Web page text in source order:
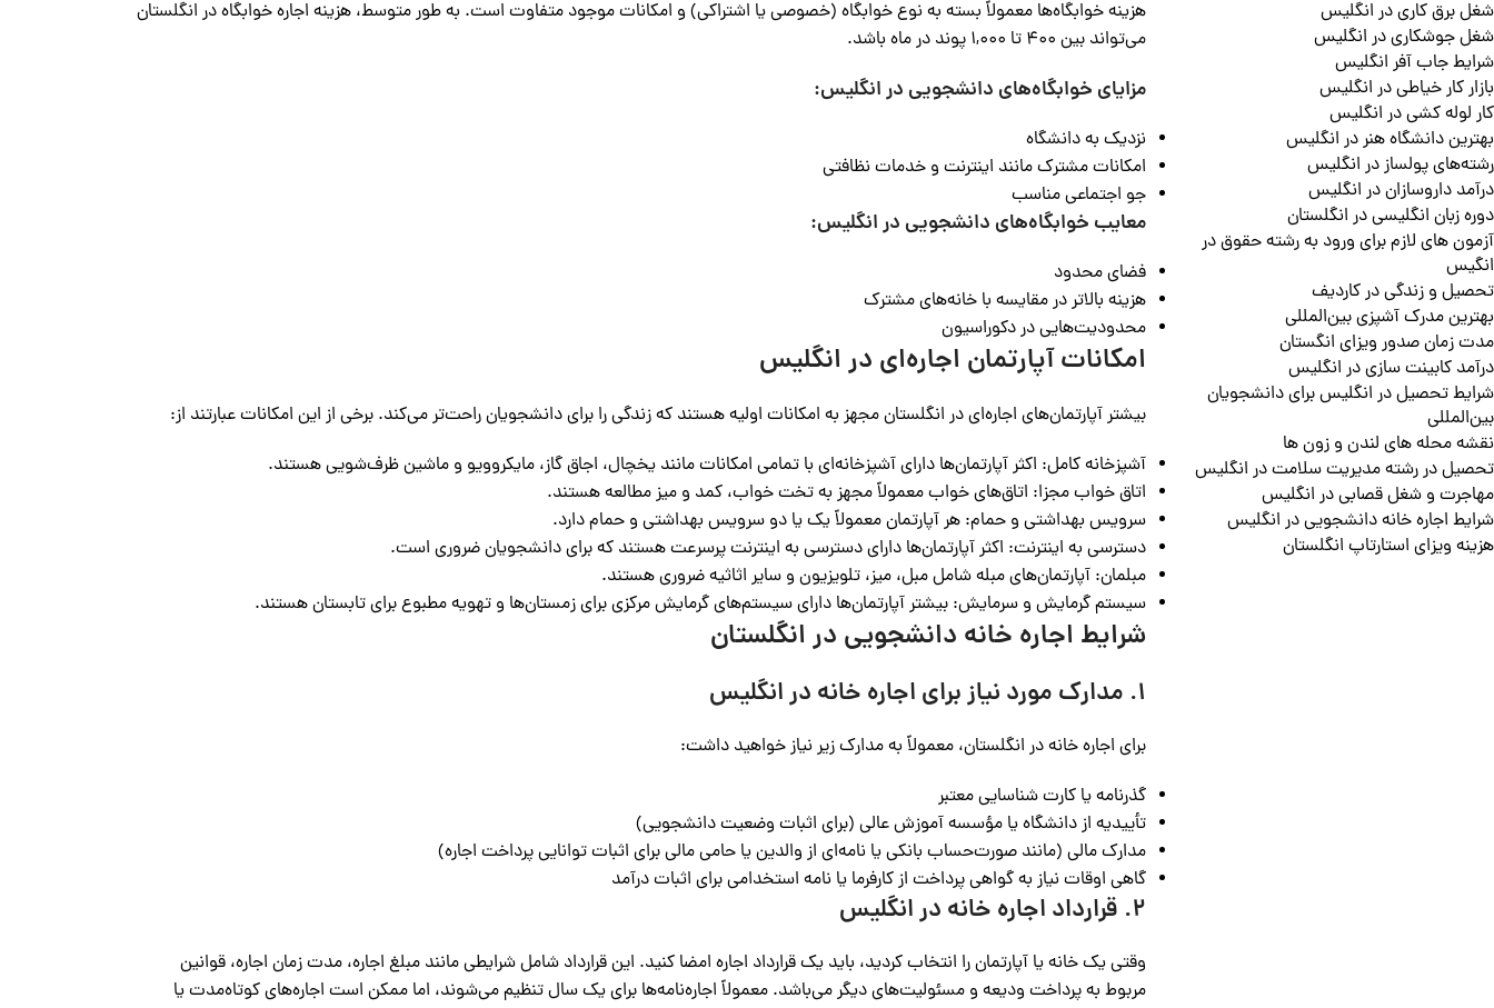
شغل برق کاری در انگلیس
شغل جوشکاری در انگلیس
شرایط جاب آفر انگلیس
بازار کار خیاطی در انگلیس
کار لوله کشی در انگلیس
بهترین دانشگاه هنر در انگلیس
رشته‌های پولساز در انگلیس
درآمد داروسازان در انگلیس
دوره زبان انگلیسی در انگلستان
آزمون های لازم برای ورود به رشته حقوق در
انگیس
تحصیل و زندگی در کاردیف
بهترین مدرک آشپزی بین‌المللی
مدت زمان صدور ویزای انگستان
درآمد کابینت سازی در انگلیس
شرایط تحصیل در انگلیس برای دانشجویان
بین‌المللی
نقشه محله های لندن و زون ها
تحصیل در رشته مدیریت سلامت در انگلیس
مهاجرت و شغل قصابی در انگلیس
شرایط اجاره خانه دانشجویی در انگلیس
هزینه ویزای استارتاپ انگلستان
هزینه خوابگاه‌ها معمولاً بسته به نوع خوابگاه (خصوصی یا اشتراکی) و امکانات موجود متفاوت است. به طور متوسط، هزینه اجاره خوابگاه در انگلستان
می‌تواند بین 400 تا 1,000 پوند در ماه باشد.
مزایای خوابگاه‌های دانشجویی در انگلیس:
نزدیک به دانشگاه
امکانات مشترک مانند اینترنت و خدمات نظافتی
جو اجتماعی مناسب
معایب خوابگاه‌های دانشجویی در انگلیس:
فضای محدود
هزینه بالاتر در مقایسه با خانه‌های مشترک
محدودیت‌هایی در دکوراسیون
امکانات آپارتمان اجاره‌ای در انگلیس
بیشتر آپارتمان‌های اجاره‌ای در انگلستان مجهز به امکانات اولیه هستند که زندگی را برای دانشجویان راحت‌تر می‌کند. برخی از این امکانات عبارتند از:
آشپزخانه کامل: اکثر آپارتمان‌ها دارای آشپزخانه‌ای با تمامی امکانات مانند یخچال، اجاق گاز، مایکروویو و ماشین ظرف‌شویی هستند.
اتاق خواب مجزا: اتاق‌های خواب معمولاً مجهز به تخت خواب، کمد و میز مطالعه هستند.
سرویس بهداشتی و حمام: هر آپارتمان معمولاً یک یا دو سرویس بهداشتی و حمام دارد.
دسترسی به اینترنت: اکثر آپارتمان‌ها دارای دسترسی به اینترنت پرسرعت هستند که برای دانشجویان ضروری است.
مبلمان: آپارتمان‌های مبله شامل مبل، میز، تلویزیون و سایر اثاثیه ضروری هستند.
سیستم گرمایش و سرمایش: بیشتر آپارتمان‌ها دارای سیستم‌های گرمایش مرکزی برای زمستان‌ها و تهویه مطبوع برای تابستان هستند.
شرایط اجاره خانه دانشجویی در انگلستان
1. مدارک مورد نیاز برای اجاره خانه در انگلیس
برای اجاره خانه در انگلستان، معمولاً به مدارک زیر نیاز خواهید داشت:
گذرنامه یا کارت شناسایی معتبر
تأییدیه از دانشگاه یا مؤسسه آموزش عالی (برای اثبات وضعیت دانشجویی)
مدارک مالی (مانند صورت‌حساب بانکی یا نامه‌ای از والدین یا حامی مالی برای اثبات توانایی پرداخت اجاره)
گاهی اوقات نیاز به گواهی پرداخت از کارفرما یا نامه استخدامی برای اثبات درآمد
2. قرارداد اجاره خانه در انگلیس
وقتی یک خانه یا آپارتمان را انتخاب کردید، باید یک قرارداد اجاره امضا کنید. این قرارداد شامل شرایطی مانند مبلغ اجاره، مدت زمان اجاره، قوانین
مربوط به پرداخت ودیعه و مسئولیت‌های دیگر می‌باشد. معمولاً اجاره‌نامه‌ها برای یک سال تنظیم می‌شوند، اما ممکن است اجاره‌های کوتاه‌مدت یا